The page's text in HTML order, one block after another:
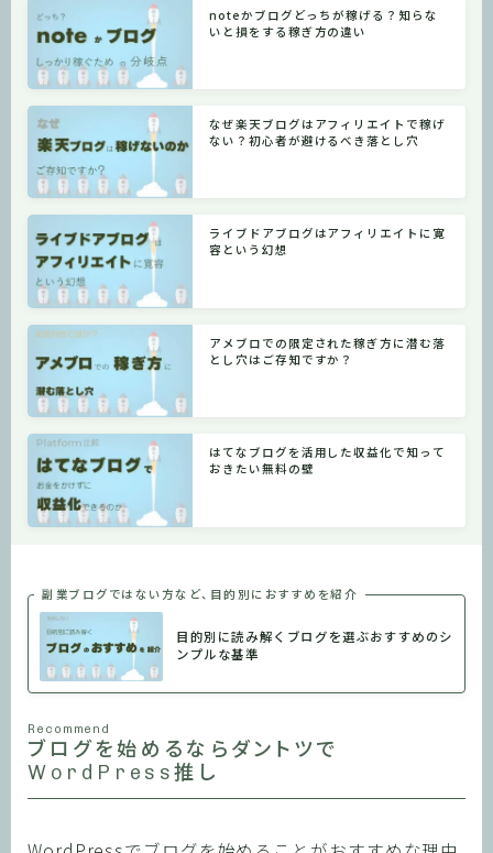
noteかブログどっちが稼げる？知らな
いと損をする稼ぎ方の違い
なぜ楽天ブログはアフィリエイトで稼げ
ない？初心者が避けるべき落とし穴
ライブドアブログはアフィリエイトに寛
容という幻想
アメブロでの限定された稼ぎ方に潜む落
とし穴はご存知ですか？
はてなブログを活用した収益化で知って
おきたい無料の壁
副業ブログではない方など、目的別におすすめを紹介
目的別に読み解くブログを選ぶおすすめのシ
ンプルな基準
Recommend
ブログを始めるならダントツで
WordPress推し